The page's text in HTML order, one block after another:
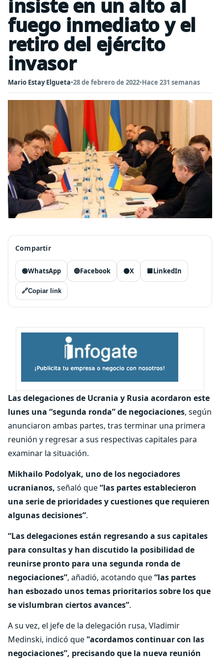
insiste en un alto al
fuego inmediato y el
retiro del ejército
invasor
Mario Estay Elgueta•28 de febrero de 2022•Hace 231 semanas
Compartir
🟢WhatsApp 🔵Facebook ⚫X 🟦LinkedIn
🔗Copiar link
Las delegaciones de Ucrania y Rusia acordaron este
lunes una “segunda ronda” de negociaciones, según
anunciaron ambas partes, tras terminar una primera
reunión y regresar a sus respectivas capitales para
examinar la situación.
Mikhailo Podolyak, uno de los negociadores
ucranianos, señaló que“las partes establecieron
una serie de prioridades y cuestiones que requieren
algunas decisiones”.
“Las delegaciones están regresando a sus capitales
para consultas y han discutido la posibilidad de
reunirse pronto para una segunda ronda de
negociaciones”, añadió, acotando que“las partes
han esbozado unos temas prioritarios sobre los que
se vislumbran ciertos avances”.
A su vez, el jefe de la delegación rusa, Vladimir
Medinski, indicó que "acordamos continuar con las
negociaciones”, precisando que la nueva reunión